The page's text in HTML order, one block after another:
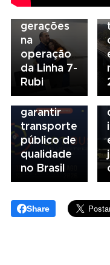
gerações
na
operação
da Linha 7-
Rubi
debate
novo
modelo
de
financiamento
para
garantir
transporte
público de
qualidade
no Brasil
Share